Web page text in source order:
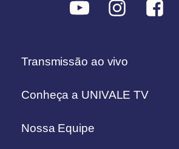
Transmissão ao vivo
Conheça a UNIVALE TV
Nossa Equipe